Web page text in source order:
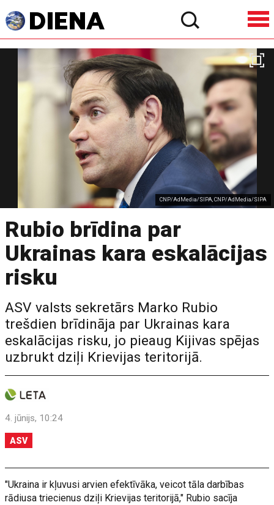
CNP/AdMedia/SIPA, CNP/AdMedia/SIPA
Rubio brīdina par
Ukrainas kara eskalācijas
risku
ASV valsts sekretārs Marko Rubio
trešdien brīdināja par Ukrainas kara
eskalācijas risku, jo pieaug Kijivas spējas
uzbrukt dziļi Krievijas teritorijā.
4. jūnijs, 10:24
ASV
"Ukraina ir kļuvusi arvien efektīvāka, veicot tāla darbības
rādiusa triecienus dziļi Krievijas teritorijā," Rubio sacīja